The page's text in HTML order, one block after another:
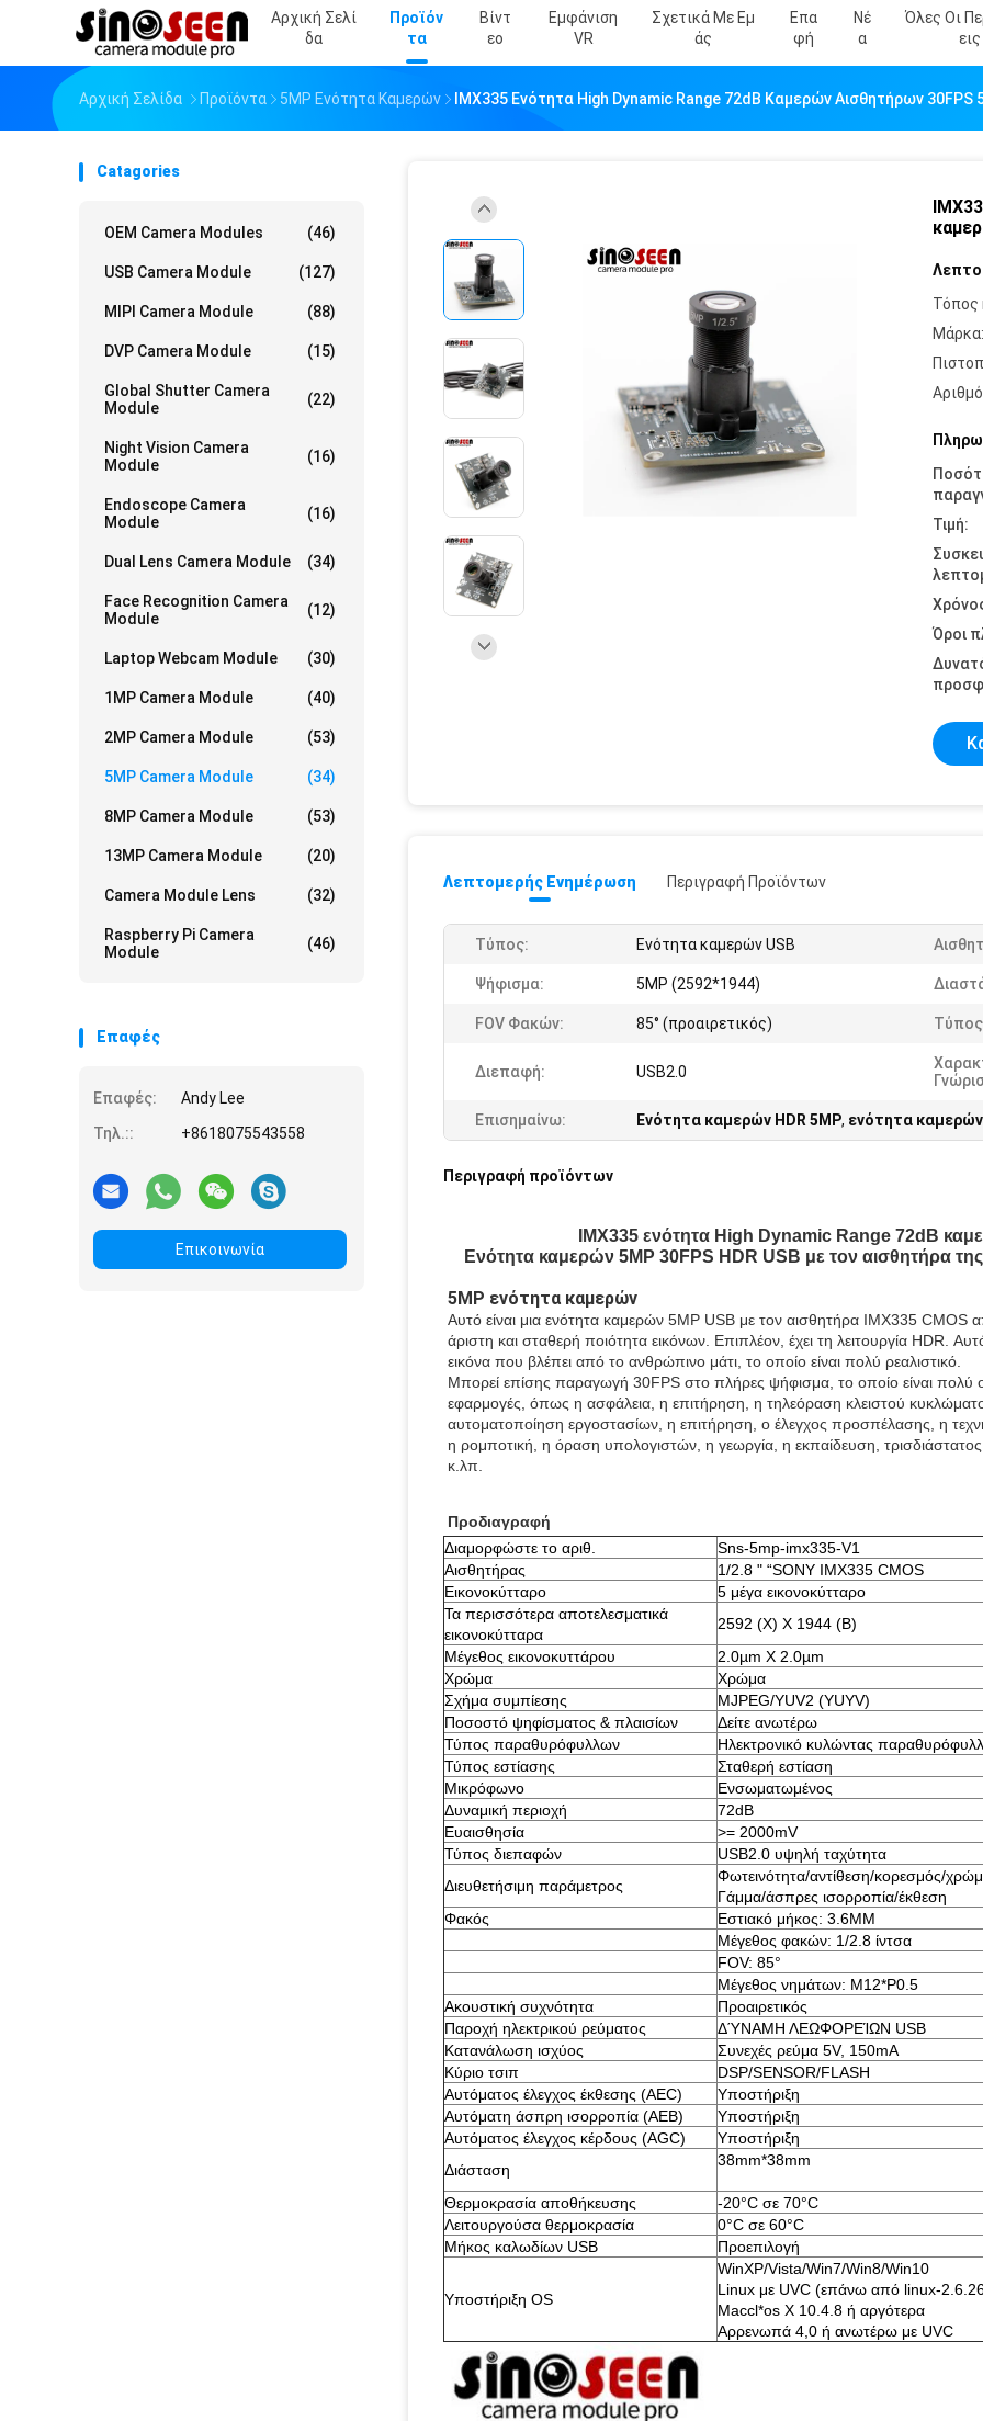
Αρχική Σελί
Δα
Προϊόν
Τα
Βίντ
Εο
Εμφάνιση
VR
Σχετικά Με Εμ
Άς
Επα
Φή
Νέ
Α
Όλες Οι
Εις
Αρχική Σελίδα Προϊόντα 5MP Ενότητα Καμερών IMX335 Ενότητα High Dynamic Range 72dB Καμερών Αισθητήρων 30FPS
Catagories
OEM Camera Modules (46)
USB Camera Module (127)
MIPI Camera Module (88)
DVP Camera Module (15)
Global Shutter Camera
Module
(22)
Night Vision Camera
Module
(16)
Endoscope Camera
Module
(16)
Dual Lens Camera Module (34)
Face Recognition Camera
Module
(12)
Laptop Webcam Module (30)
1MP Camera Module (40)
2MP Camera Module (53)
5MP Camera Module (34)
8MP Camera Module (53)
13MP Camera Module (20)
Camera Module Lens (32)
Raspberry Pi Camera
Module
(46)
Επαφές
Επαφές:
Andy Lee
Τηλ.::
+8618075543558
Επικοινωνία
Τόπος
Μάρκα:
Τιμή:
Όροι
Λεπτομερής Ενημέρωση Περιγραφή Προϊόντων
Τύπος: Ενότητα καμερών USB
Ψήφισμα: 5MP (2592*1944)
FOV Φακών: 85° (προαιρετικός) Τύπος
Διεπαφή: USB2.0
Επισημαίνω: Ενότητα καμερών HDR 5MP, ενότητα
Περιγραφή προϊόντων
IMX335 ενότητα High Dynamic Range 72dB
Ενότητα καμερών 5MP 30FPS HDR USB με τον αισθητήρα
5MP ενότητα καμερών
Αυτό είναι μια ενότητα καμερών 5MP USB με τον αισθητήρα IMX335 CMOS
άριστη και σταθερή ποιότητα εικόνων. Επιπλέον, έχει τη λειτουργία HDR.
εικόνα που βλέπει από το ανθρώπινο μάτι, το οποίο είναι πολύ ρεαλιστικό.
Μπορεί επίσης παραγωγή 30FPS στο πλήρες ψήφισμα, το οποίο είναι πολύ
εφαρμογές, όπως η ασφάλεια, η επιτήρηση, η τηλεόραση κλειστού
αυτοματοποίηση εργοστασίων, η επιτήρηση, ο έλεγχος προσπέλασης, η
η ρομποτική, η όραση υπολογιστών, η γεωργία, η εκπαίδευση,
κ.λπ.
Προδιαγραφή
Διαμορφώστε το αριθ.
Sns-5mp-imx335-V1
Αισθητήρας
1/2.8 " “SONY IMX335 CMOS
Εικονοκύτταρο
5 μέγα εικονοκύτταρο
Τα περισσότερα αποτελεσματικά
εικονοκύτταρα
2592 (Χ) Χ 1944 (Β)
Μέγεθος εικονοκυττάρου
2.0µm X 2.0µm
Χρώμα
Χρώμα
Σχήμα συμπίεσης
MJPEG/YUV2 (YUYV)
Ποσοστό ψηφίσματος & πλαισίων
Δείτε ανωτέρω
Τύπος παραθυρόφυλλων
Ηλεκτρονικό κυλώντας
Τύπος εστίασης
Σταθερή εστίαση
Μικρόφωνο
Ενσωματωμένος
Δυναμική περιοχή
72dB
Ευαισθησία
>= 2000mV
Τύπος διεπαφών
USB2.0 υψηλή ταχύτητα
Διευθετήσιμη παράμετρος
Φωτεινότητα/αντίθεση/κορεσμός/
Γάμμα/άσπρες ισορροπία/έκθεση
Φακός
Εστιακό μήκος: 3.6MM
Μέγεθος φακών: 1/2.8 ίντσα
FOV: 85°
Μέγεθος νημάτων: M12*P0.5
Ακουστική συχνότητα
Προαιρετικός
Παροχή ηλεκτρικού ρεύματος
ΔΎΝΑΜΗ ΛΕΩΦΟΡΕΊΩΝ USB
Κατανάλωση ισχύος
Συνεχές ρεύμα 5V, 150mA
Κύριο τσιπ
DSP/SENSOR/FLASH
Αυτόματος έλεγχος έκθεσης (AEC)
Υποστήριξη
Αυτόματη άσπρη ισορροπία (AEB)
Υποστήριξη
Αυτόματος έλεγχος κέρδους (AGC)
Υποστήριξη
Διάσταση
38mm*38mm
Θερμοκρασία αποθήκευσης
-20°C σε 70°C
Λειτουργούσα θερμοκρασία
0°C σε 60°C
Μήκος καλωδίων USB
Προεπιλογή
Υποστήριξη OS
WinXP/Vista/Win7/Win8/Win10
Linux με UVC (επάνω από linux-
Maccl*os Χ 10.4.8 ή αργότερα
Αρρενωπά 4,0 ή ανωτέρω με UVC